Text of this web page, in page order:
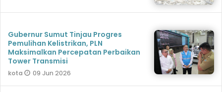
Gubernur Sumut Tinjau Progres
Pemulihan Kelistrikan, PLN
Maksimalkan Percepatan Perbaikan
Tower Transmisi
kota 09 Jun 2026